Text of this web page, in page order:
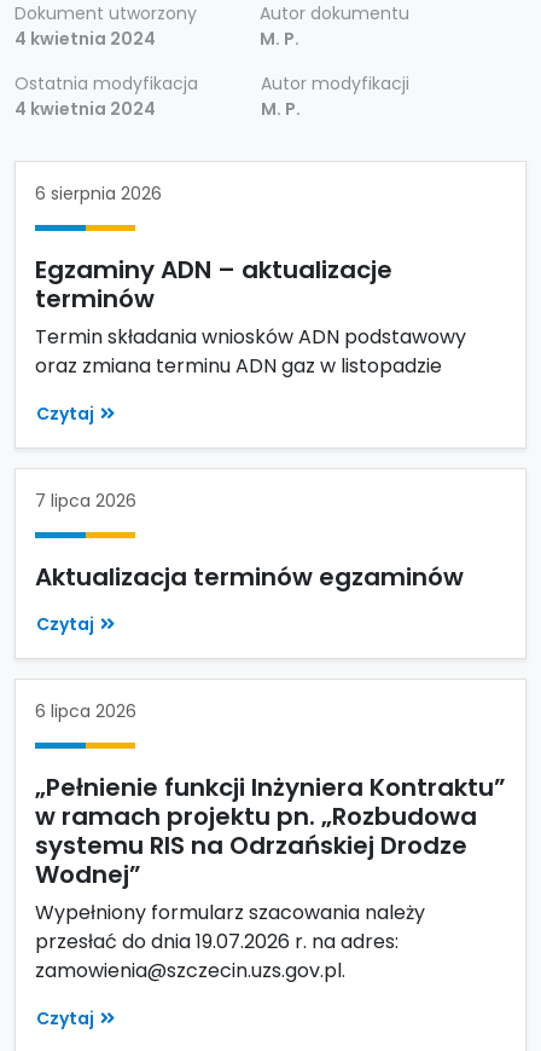
Dokument utworzony
4 kwietnia 2024
Autor dokumentu
M. P.
Ostatnia modyfikacja
4 kwietnia 2024
Autor modyfikacji
M. P.
6 sierpnia 2026
Egzaminy ADN – aktualizacje
terminów
Termin składania wniosków ADN podstawowy
oraz zmiana terminu ADN gaz w listopadzie
Czytaj
7 lipca 2026
Aktualizacja terminów egzaminów
Czytaj
6 lipca 2026
„Pełnienie funkcji Inżyniera Kontraktu”
w ramach projektu pn. „Rozbudowa
systemu RIS na Odrzańskiej Drodze
Wodnej”
Wypełniony formularz szacowania należy
przesłać do dnia 19.07.2026 r. na adres:
zamowienia@szczecin.uzs.gov.pl.
Czytaj